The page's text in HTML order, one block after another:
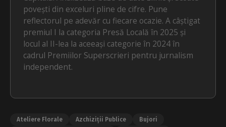
povești din exceluri pline de cifre. Pune
reflectorul pe adevăr cu fiecare ocazie. A câștigat
premiul I la categoria Presă Locală în 2025 și
locul al II-lea la aceeași categorie în 2024 în
cadrul Premiilor Superscrieri pentru jurnalism
independent.
Ateliere Florale Azchiziții Publice
Bujori